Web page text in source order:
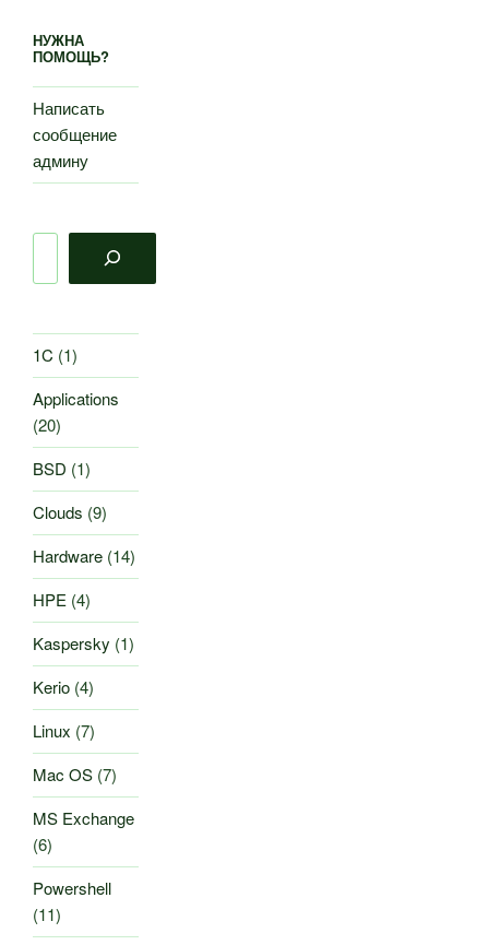
НУЖНА
ПОМОЩЬ?
Написать
сообщение
админу
1C (1)
Applications
(20)
BSD (1)
Clouds (9)
Hardware (14)
HPE (4)
Kaspersky (1)
Kerio (4)
Linux (7)
Mac OS (7)
MS Exchange
(6)
Powershell
(11)